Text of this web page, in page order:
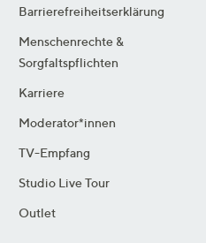
Barrierefreiheitserklärung
Menschenrechte &
Sorgfaltspflichten
Karriere
Moderator*innen
TV-Empfang
Studio Live Tour
Outlet